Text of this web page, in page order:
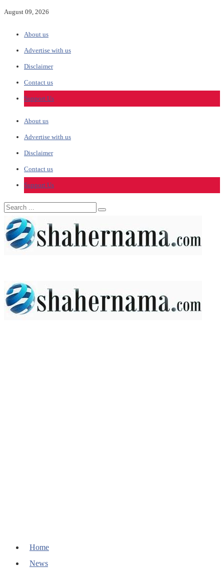
August 09, 2026
About us
Advertise with us
Disclaimer
Contact us
Support Us
About us
Advertise with us
Disclaimer
Contact us
Support Us
Home
News